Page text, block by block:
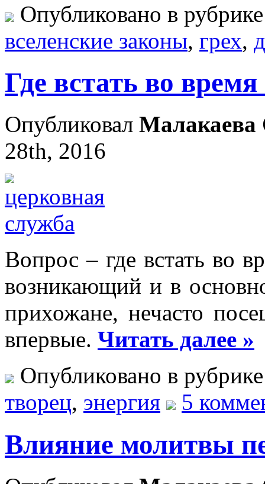
Опубликовано в
вселенские законы, грех,
Где встать во
Опубликовал Малакаева
28th, 2016
Вопрос – где встать во
возникающий и в
прихожане, нечасто
впервые. Читать далее »
Опубликовано в
творец, энергия 5
Влияние молитвы